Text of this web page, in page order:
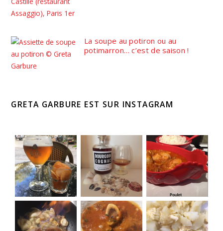
La soupe au potiron ou au
potimarron… c’est de saison !
GRETA GARBURE EST SUR INSTAGRAM